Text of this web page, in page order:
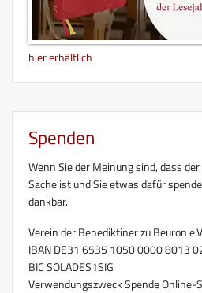
hier erhältlich
Spenden
Wenn Sie der Meinung sind, dass
Sache ist und Sie etwas dafür
dankbar.
Verein der Benediktiner zu Beuron
IBAN DE31 6535 1050 0000 8013
BIC SOLADES1SIG
Verwendungszweck Spende Online-